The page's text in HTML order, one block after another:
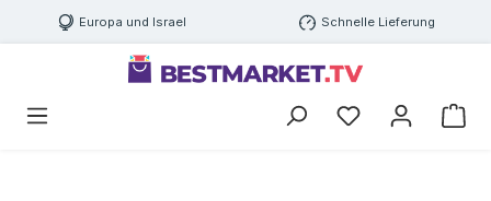
Europa und Israel Schnelle Lieferung